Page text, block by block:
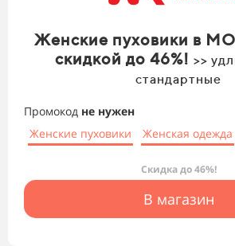
Женские пуховики в
скидкой до 46%! >>
стандартные
Промокод не нужен
Женские пуховики
Женская одежда
Скидка до 46%!
В магазин